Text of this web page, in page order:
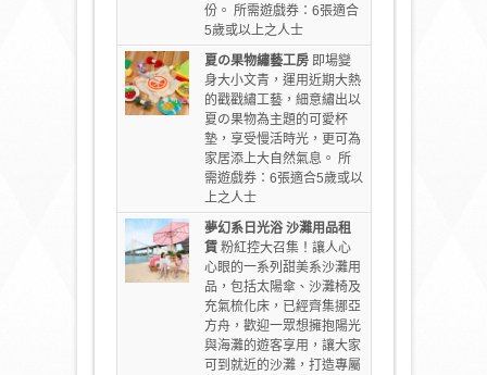
份。 所需遊戲券：6張適合
5歲或以上之人士
夏の果物繡藝工房即場變
身大小文青，運用近期大熱
的戳戳繡工藝，細意繡出以
夏の果物為主題的可愛杯
墊，享受慢活時光，更可為
家居添上大自然氣息。 所
需遊戲券：6張適合5歲或以
上之人士
夢幻系日光浴沙灘用品租
賃粉紅控大召集！讓人心
心眼的一系列甜美系沙灘用
品，包括太陽傘、沙灘椅及
充氣梳化床，已經齊集挪亞
方舟，歡迎一眾想擁抱陽光
與海灘的遊客享用，讓大家
可到就近的沙灘，打造專屬